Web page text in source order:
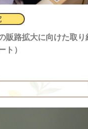
販路拡大に向けた取り
ト）